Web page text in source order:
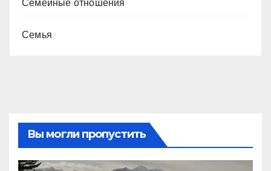
Семейные отношения
Семья
Вы могли пропустить